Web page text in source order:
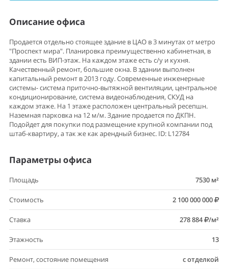
Описание офиса
Продается отдельно стоящее здание в ЦАО в 3 минутах от метро
"Проспект мира". Планировка преимущественно кабинетная, в
здании есть ВИП-этаж. На каждом этаже есть с/у и кухня.
Качественный ремонт, большие окна. В здании выполнен
капитальный ремонт в 2013 году. Современные инженерные
системы- система приточно-вытяжной вентиляции, центральное
кондиционирование, система видеонаблюдения, СКУД на
каждом этаже. На 1 этаже расположен центральный ресепшн.
Наземная парковка на 12 м/м. Здание продается по ДКПН.
Подойдет для покупки под размещение крупной компании под
штаб-квартиру, а так же как арендный бизнес. ID: L12784
Параметры офиса
Площадь 7530 м²
Стоимость 2 100 000 000
Ставка 278 884 /м²
Этажность 13
Ремонт, состояние помещения с отделкой